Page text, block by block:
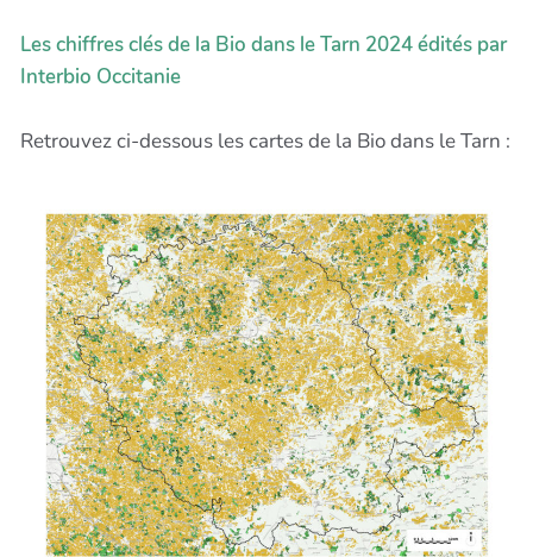
Les chiffres clés de la Bio dans le Tarn 2024 édités par
Interbio Occitanie
Retrouvez ci-dessous les cartes de la Bio dans le Tarn :